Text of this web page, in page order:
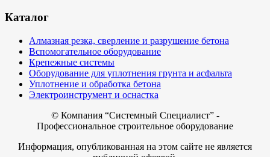
Каталог
Алмазная резка, сверление и разрушение бетона
Вспомогательное оборудование
Крепежные системы
Оборудование для уплотнения грунта и асфальта
Уплотнение и обработка бетона
Электроинструмент и оснастка
© Компания “Системный Специалист” -
Профессиональное строительное оборудование
Информация, опубликованная на этом сайте не является